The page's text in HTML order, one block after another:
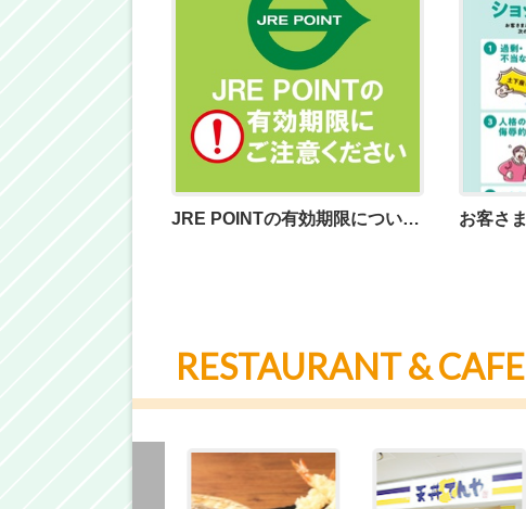
JRE POINTの有効期限についてのお知らせ
RESTAURANT & CAFE